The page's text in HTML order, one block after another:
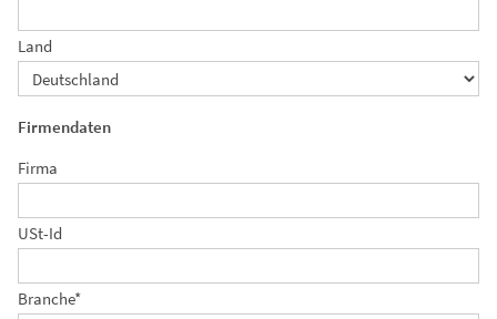
Land
Firmendaten
Firma
USt-Id
Branche*